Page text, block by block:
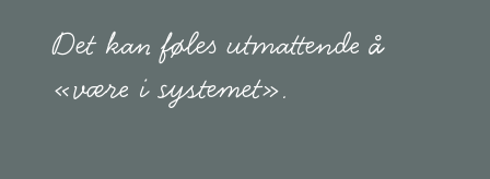
Det kan føles utmattende å
«være i systemet».